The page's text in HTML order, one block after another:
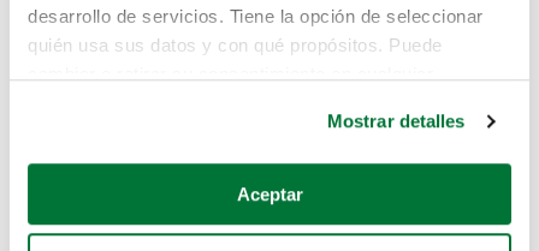
desarrollo de servicios. Tiene la opción de seleccionar
quién usa sus datos y con qué propósitos. Puede
Si lo permite, también quisiéramos:
Recopilar información sobre su ubicación geográfica
Mostrar detalles
Aceptar
Pero puedes encontrar el coche que estás
buscando en alguno de estos enlaces:
Coches de segunda mano
Coches de km0